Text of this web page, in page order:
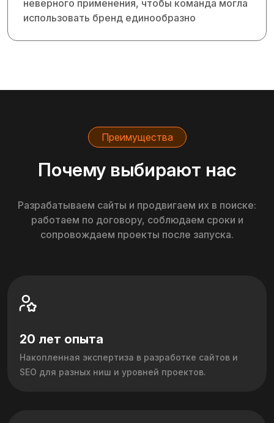
неверного применения, чтобы команда могла
использовать бренд единообразно
Преимущества
Почему выбирают нас
Разрабатываем сайты и продвигаем их в поиске:
работаем по договору, соблюдаем сроки и
сопровождаем проекты после запуска.
20 лет опыта
Накопленная экспертиза в разработке сайтов и
SEO для разных ниш и уровней проектов.